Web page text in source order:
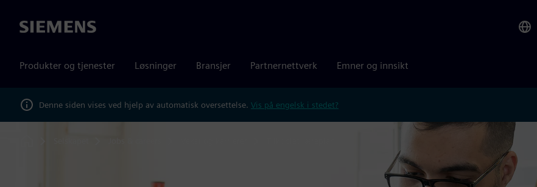
Siemens
Produkter og tjenester Løsninger Bransjer Partnernettverk Emner og innsikt
Denne siden vises ved hjelp av automatisk oversettelse. Vis på engelsk i stedet?